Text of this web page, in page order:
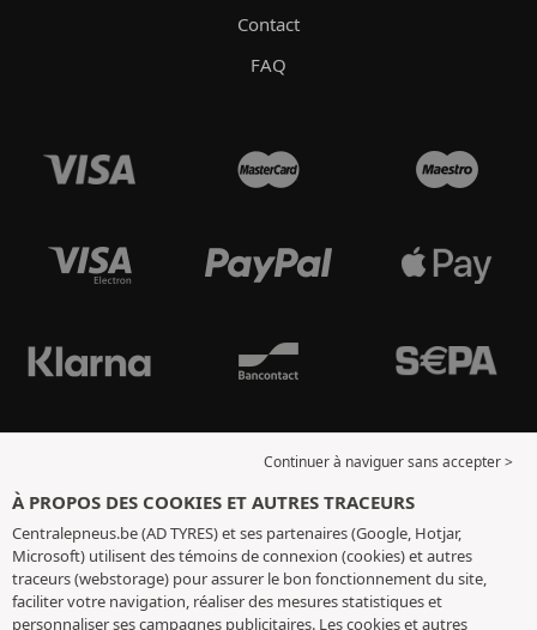
Contact
FAQ
Continuer à naviguer sans accepter >
À PROPOS DES COOKIES ET AUTRES TRACEURS
Centralepneus.be (AD TYRES) et ses partenaires (Google, Hotjar,
Microsoft) utilisent des témoins de connexion (cookies) et autres
traceurs (webstorage) pour assurer le bon fonctionnement du site,
faciliter votre navigation, réaliser des mesures statistiques et
personnaliser ses campagnes publicitaires. Les cookies et autres